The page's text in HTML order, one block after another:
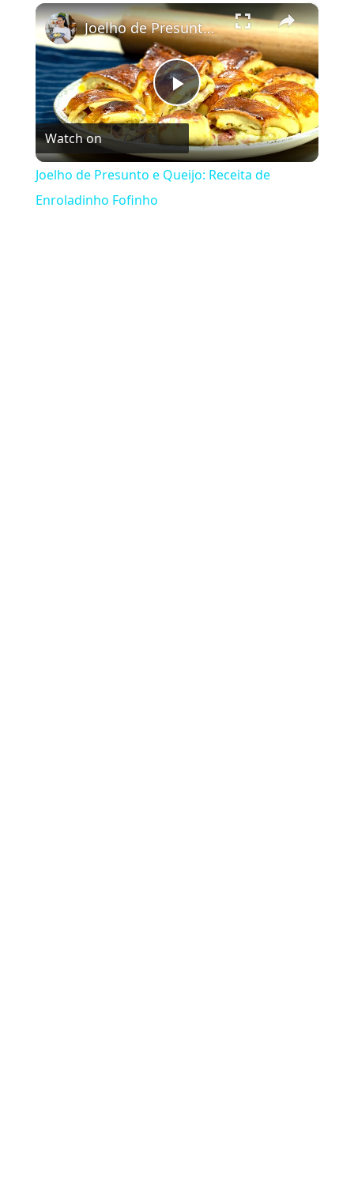
×
Play Video
Joelho de Presunto e Queijo: Receita de Enroladinho Fofinho
Watch on
Joelho de Presunto e Queijo: Receita de
Enroladinho Fofinho